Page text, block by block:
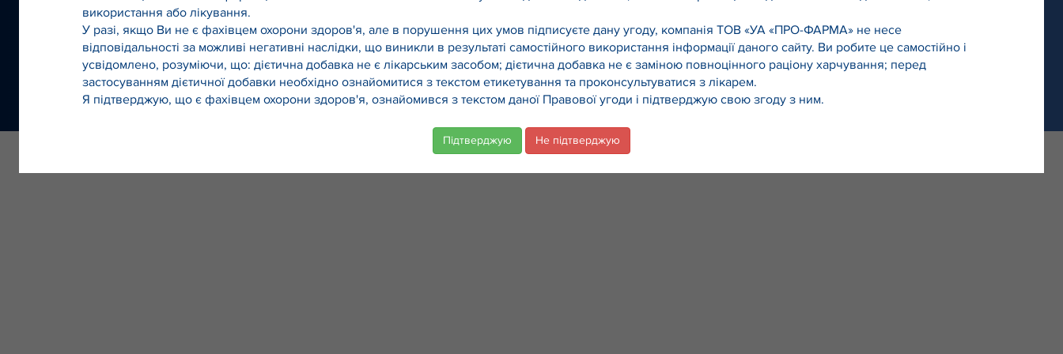
Дієтична добавка. Не є лікарським засобом.
© 2026 Правенор, Всі права захищені
використання або лікування.
У разі, якщо Ви не є фахівцем охорони здоров'я, але в порушення цих умов підписуєте дану угоду, компанія ТОВ «УА «ПРО-ФАРМА» не несе
відповідальності за можливі негативні наслідки, що виникли в результаті самостійного використання інформації даного сайту. Ви робите це самостійно і
усвідомлено, розуміючи, що: дієтична добавка не є лікарським засобом; дієтична добавка не є заміною повноцінного раціону харчування; перед
застосуванням дієтичної добавки необхідно ознайомитися з текстом етикетування та проконсультуватися з лікарем.
Я підтверджую, що є фахівцем охорони здоров'я, ознайомився з текстом даної Правової угоди і підтверджую свою згоду з ним.
Підтверджую Не підтверджую